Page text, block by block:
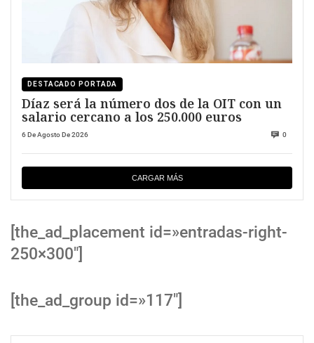
DESTACADO PORTADA
Díaz será la número dos de la OIT con un
salario cercano a los 250.000 euros
6 De Agosto De 2026 0
CARGAR MÁS
[the_ad_placement id=»entradas-right-
250×300″]
[the_ad_group id=»117″]